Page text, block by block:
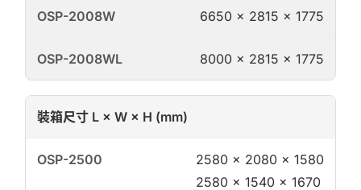
6650 × 2815 × 1775
8000 × 2815 × 1775
裝箱尺寸 L × W × H (mm)
2580 × 2080 × 1580
2580 × 1540 × 1670